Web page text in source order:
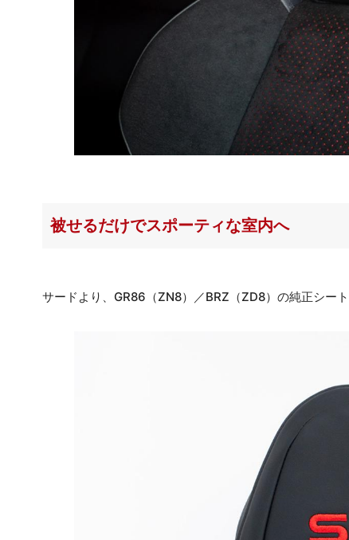
被せるだけでスポーティな室内へ
サードより、GR86（ZN8）／BRZ（ZD8）の純正シー